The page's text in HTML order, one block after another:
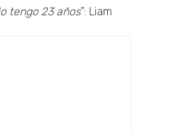
tengo 23 años": Liam